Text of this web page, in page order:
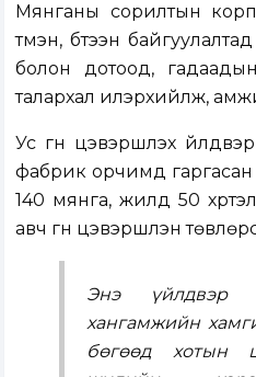
Мянганы сорилтын
түмэн, бүтээн
болон дотоод, гадаадын
талархал илэрхийлж,
Ус гүн цэвэршүүлэх
фабрик орчимд гаргасан
140 мянга, жилд 50
авч гүн цэвэршүүлэн
Энэ үйлдвэр
хангамжийн
бөгөөд хотын